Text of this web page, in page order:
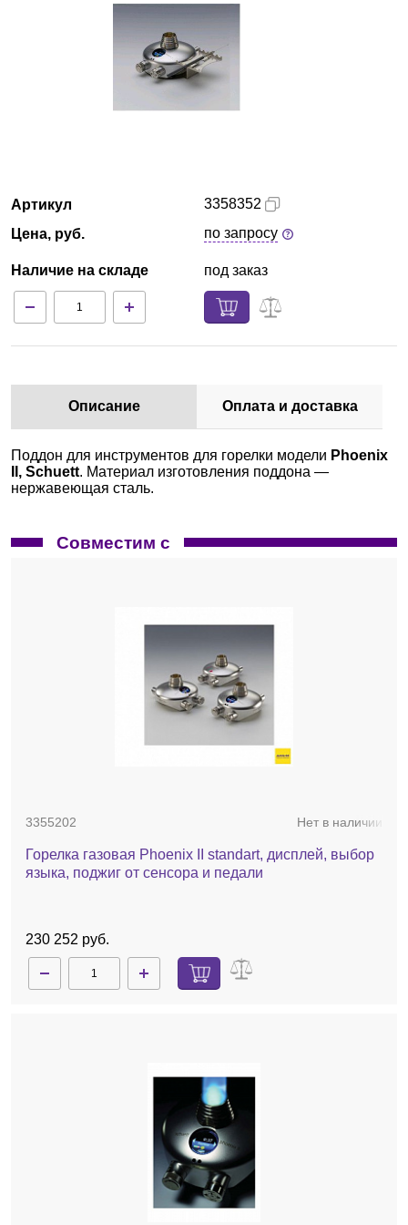
Производители
Доставка и оплата
Контакты
Артикул
Цена, руб.
Наличие на складе
3358352
по запросу
под заказ
Описание Оплата и доставка
Поддон для инструментов для горелки модели Phoenix
II, Schuett. Материал изготовления поддона —
нержавеющая сталь.
Совместим с
3355202 Нет в наличии
Горелка газовая Phoenix II standart, дисплей, выбор
языка, поджиг от сенсора и педали
230 252 руб.